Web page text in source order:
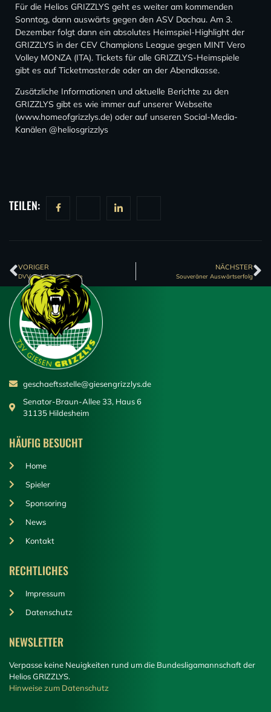
Für die Helios GRIZZLYS geht es weiter am kommenden
Sonntag, dann auswärts gegen den ASV Dachau. Am 3.
Dezember folgt dann ein absolutes Heimspiel-Highlight der
GRIZZLYS in der CEV Champions League gegen MINT Vero
Volley MONZA (ITA). Tickets für alle GRIZZLYS-Heimspiele
gibt es auf Ticketmaster.de oder an der Abendkasse.
Zusätzliche Informationen und aktuelle Berichte zu den
GRIZZLYS gibt es wie immer auf unserer Webseite
(www.homeofgrizzlys.de) oder auf unseren Social-Media-
Kanälen @heliosgrizzlys
TEILEN:
VORIGER
DVV-Pokal Viertelfinale
NÄCHSTER
Souveräner Auswärtserfolg
geschaeftsstelle@giesengrizzlys.de
Senator-Braun-Allee 33, Haus 6
31135 Hildesheim
HÄUFIG BESUCHT
Home
Spieler
Sponsoring
News
Kontakt
RECHTLICHES
Impressum
Datenschutz
NEWSLETTER
Verpasse keine Neuigkeiten rund um die Bundesligamannschaft der
Helios GRIZZLYS.
Hinweise zum Datenschutz